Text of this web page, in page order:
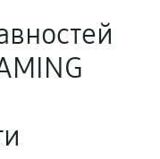
перечнем
комплектующие